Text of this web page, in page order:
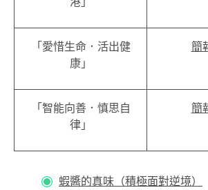
「愛惜生命．活出健
康」
簡
「智能向善．慎思自
律」
簡
蝦醬的真味（積極面對逆境）